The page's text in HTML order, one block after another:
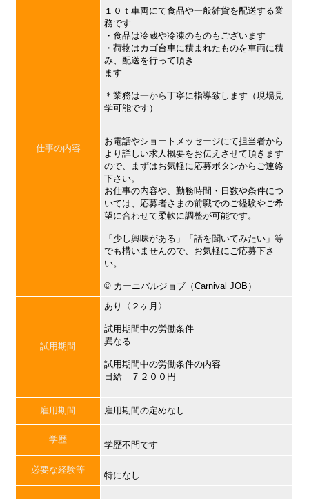
仕事の内容
１０ｔ車両にて食品や一般雑貨を配送する業
務です
・食品は冷蔵や冷凍のものもございます
・荷物はカゴ台車に積まれたものを車両に積
み、配送を行って頂き
ます
＊業務は一から丁寧に指導致します（現場見
学可能です）
お電話やショートメッセージにて担当者から
より詳しい求人概要をお伝えさせて頂きます
ので、まずはお気軽に応募ボタンからご連絡
下さい。
お仕事の内容や、勤務時間・日数や条件につ
いては、応募者さまの前職でのご経験やご希
望に合わせて柔軟に調整が可能です。
「少し興味がある」「話を聞いてみたい」等
でも構いませんので、お気軽にご応募下さ
い。
©︎ カーニバルジョブ（Carnival JOB）
試用期間
あり〈２ヶ月〉
試用期間中の労働条件
異なる
試用期間中の労働条件の内容
日給 ７２００円
雇用期間 雇用期間の定めなし
学歴
学歴不問です
必要な経験等
特になし